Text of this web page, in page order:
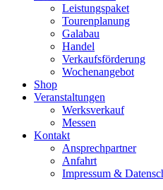
Leistungspaket
Tourenplanung
Galabau
Handel
Verkaufsförderung
Wochenangebot
Shop
Veranstaltungen
Werksverkauf
Messen
Kontakt
Ansprechpartner
Anfahrt
Impressum &